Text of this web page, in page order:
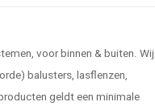
voor binnen & buiten. Wij
balusters, lasflenzen,
geldt een minimale